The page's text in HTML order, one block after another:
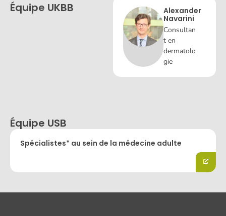
Équipe UKBB
Alexander
Navarini
Consultan
t en
dermatolo
gie
Équipe USB
Spécialistes* au sein de la médecine adulte